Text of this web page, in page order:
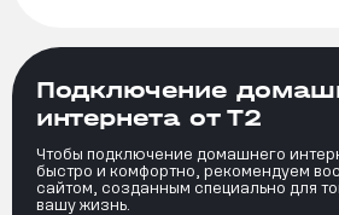
Подключение
интернета от Т2
Чтобы подключение домашнего
быстро и комфортно, рекомендуем
сайтом, созданным специально для
вашу жизнь.